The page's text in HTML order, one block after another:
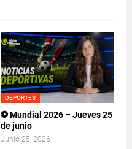
DEPORTES
⚽ Mundial 2026 – Jueves 25
de junio
Junio 25, 2026